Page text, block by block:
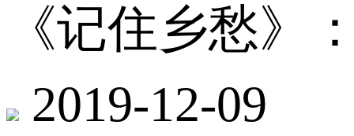
《记住乡愁》
2019-12-09